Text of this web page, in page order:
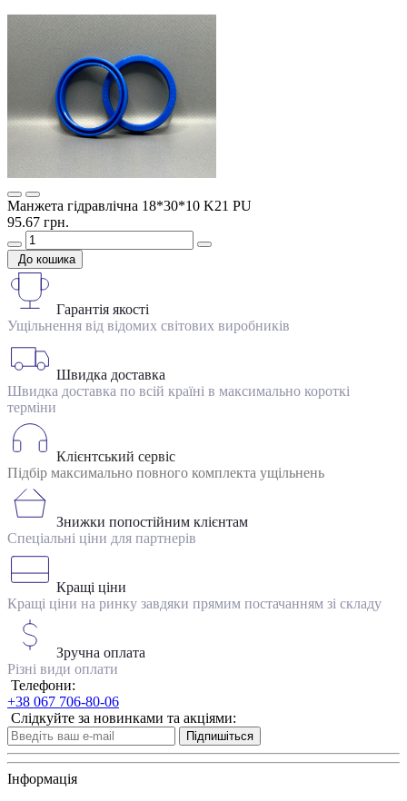
Манжета гідравлічна 18*30*10 K21 PU
95.67 грн.
До кошика
Гарантія якості
Ущільнення від відомих світових виробників
Швидка доставка
Швидка доставка по всій країні в максимально короткі
терміни
Клієнтський сервіс
Підбір максимально повного комплекта ущільнень
Знижки попостійним клієнтам
Спеціальні ціни для партнерів
Кращі ціни
Кращі ціни на ринку завдяки прямим постачанням зі складу
Зручна оплата
Різні види оплати
Телефони:
+38 067 706-80-06
Слідкуйте за новинками та акціями:
Підпишіться
Інформація